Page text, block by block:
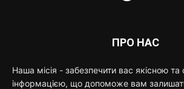
ПРО НАС
Наша місія - забезпечити вас якісною
інформацією, що допоможе вам